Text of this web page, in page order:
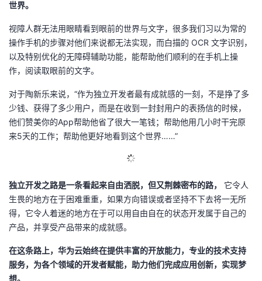
世界。
视障人群无法用眼睛看到眼前的世界与文字，很多我们习以为常的
操作手机的步骤对他们来说都无法实现，而白描的 OCR 文字识别，
以及特别优化的无障碍辅助功能，能帮助他们顺利的在手机上操
作，阅读取眼前的文字。
对于陶新乐来说，“作为独立开发者最有成就感的一刻，不是挣了多
少钱、获得了多少用户，而是在收到一封封用户的表扬信的时候，
他们赞美你的App帮助他省了很大一笔钱；帮助他用几小时干完原
来5天的工作；帮助他更好地看到这个世界……”
独立开发之路是一条看起来自由洒脱，但又荆棘密布的路，
它令人
生畏的地方在于困难重重，如果方向错误或者坚持不下去将一无所
得，它令人着迷的地方在于可以用自由自在的状态开发属于自己的
产品，并享受产品带来的成就感。
在这条路上，华为云始终在提供丰富的开放能力，专业的技术支持
服务，为各个领域的开发者赋能，助力他们完成应用创新，实现梦
想。